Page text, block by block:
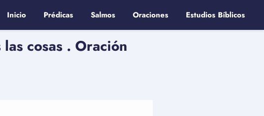
Inicio Prédicas Salmos Oraciones Estudios Bíblicos
cosas . Oración